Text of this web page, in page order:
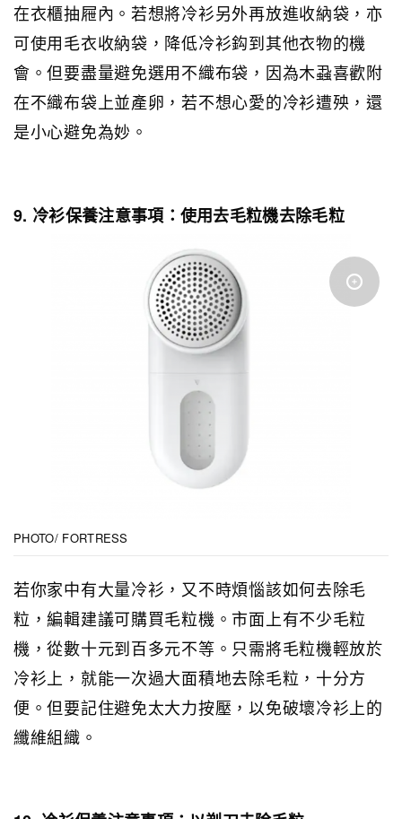
在衣櫃抽屜內。若想將冷衫另外再放進收納袋，亦
可使用毛衣收納袋，降低冷衫鈎到其他衣物的機
會。但要盡量避免選用不織布袋，因為木蝨喜歡附
在不織布袋上並產卵，若不想心愛的冷衫遭殃，還
是小心避免為妙。
9. 冷衫保養注意事項：使用去毛粒機去除毛粒
PHOTO/ FORTRESS
若你家中有大量冷衫，又不時煩惱該如何去除毛
粒，編輯建議可購買毛粒機。市面上有不少毛粒
機，從數十元到百多元不等。只需將毛粒機輕放於
冷衫上，就能一次過大面積地去除毛粒，十分方
便。但要記住避免太大力按壓，以免破壞冷衫上的
纖維組織。